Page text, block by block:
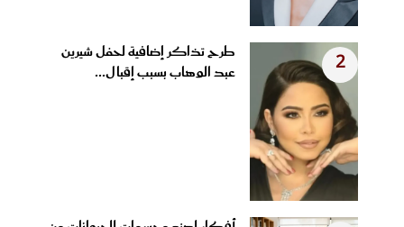
2
طرح تذاكر إضافية لحفل شيرين
عبد الوهاب بسبب إقبال...